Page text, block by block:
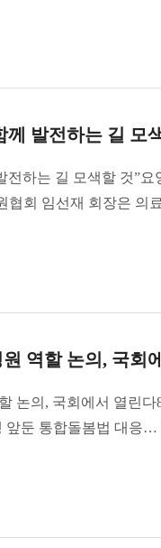
발전하는 길 모
전하는 길 모색할 것”
협회 임선재 회장은 의
역할 논의, 국회
논의, 국회에서 열린
앞둔 통합돌봄법 대응